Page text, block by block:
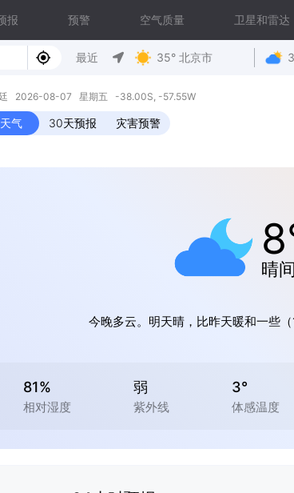
报 预警 空气质量 卫星和雷达
最近 35° 北京市
廷 2026-08-07 星期五 -38.00S, -57.55W
天气 30天预报 灾害预警
晴
今晚多云。明天晴，比昨天暖和一些（
81%
相对湿度
弱
紫外线
3°
体感温度